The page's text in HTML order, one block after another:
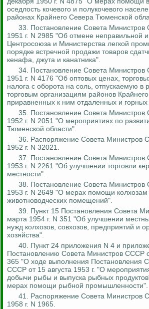
оседлость кочевого и полукочевого
районах Крайнего Севера Тюменской
33. Постановление Совета Министров
1951 г. N 2985 "Об отмене неправильной
Центросоюза и Министерства легкой
порядке встречной продажи товаров
кенафа, джута и канатника".
34. Постановление Совета Министров
1951 г. N 4176 "Об оптовых ценах,
налога с оборота на соль, отпускаемую в
торговым организациям районов
приравненных к ним отдаленных и горных
35. Постановление Совета
1952 г. N 2051 "О мероприятиях по
Тюменской области".
36. Распоряжение Совета Министров
1952 г. N 32021.
37. Постановление Совета Министров
1953 г. N 2261 "Об улучшении торговли
местности".
38. Постановление Совета Министров
1953 г. N 2649 "О мерах помощи колхозам
животноводческих помещений".
39. Пункт 15 Постановления Совета
марта 1954 г. N 351 "Об улучшении
нужд колхозов, совхозов, предприятий и
хозяйства".
40. Пункт 24 приложения N 4 и
Постановлению Совета Министров СССР
365 "О ходе выполнения Постановления
СССР от 15 августа 1953 г. "О
добычи рыбы и выпуска рыбных
мерах помощи рыбной промышленности".
41. Распоряжение Совета Министров
1958 г. N 1965.